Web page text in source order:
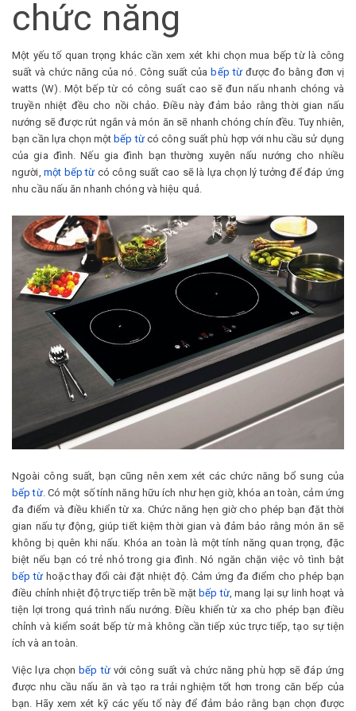
chức năng
Một yếu tố quan trọng khác cần xem xét khi chọn mua bếp từ là công
suất và chức năng của nó. Công suất của bếp từđược đo bằng đơn vị
watts (W). Một bếp từ có công suất cao sẽ đun nấu nhanh chóng và
truyền nhiệt đều cho nồi chảo. Điều này đảm bảo rằng thời gian nấu
nướng sẽ được rút ngắn và món ăn sẽ nhanh chóng chín đều. Tuy nhiên,
bạn cần lựa chọn một bếp từcó công suất phù hợp với nhu cầu sử dụng
của gia đình. Nếu gia đình bạn thường xuyên nấu nướng cho nhiều
người, một bếp từ có công suất cao sẽ là lựa chọn lý tưởng để đáp ứng
nhu cầu nấu ăn nhanh chóng và hiệu quả.
Ngoài công suất, bạn cũng nên xem xét các chức năng bổ sung của
bếp từ. Có một số tính năng hữu ích như hẹn giờ, khóa an toàn, cảm ứng
đa điểm và điều khiển từ xa. Chức năng hẹn giờ cho phép bạn đặt thời
gian nấu tự động, giúp tiết kiệm thời gian và đảm bảo rằng món ăn sẽ
không bị quên khi nấu. Khóa an toàn là một tính năng quan trọng, đặc
biệt nếu bạn có trẻ nhỏ trong gia đình. Nó ngăn chặn việc vô tình bật
bếp từ hoặc thay đổi cài đặt nhiệt độ. Cảm ứng đa điểm cho phép bạn
điều chỉnh nhiệt độ trực tiếp trên bề mặtbếp từ, mang lại sự linh hoạt và
tiện lợi trong quá trình nấu nướng. Điều khiển từ xa cho phép bạn điều
chỉnh và kiểm soát bếp từ mà không cần tiếp xúc trực tiếp, tạo sự tiện
ích và an toàn.
Việc lựa chọnbếp từvới công suất và chức năng phù hợp sẽ đáp ứng
được nhu cầu nấu ăn và tạo ra trải nghiệm tốt hơn trong căn bếp của
bạn. Hãy xem xét kỹ các yếu tố này để đảm bảo rằng bạn chọn được